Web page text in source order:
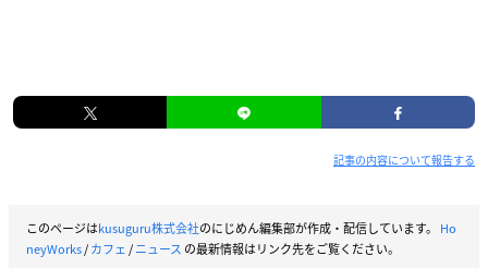
記事の内容について報告する
このページはkusuguru株式会社のにじめん編集部が作成・配信しています。 Ho
neyWorks/カフェ/ニュース の最新情報はリンク先をご覧ください。